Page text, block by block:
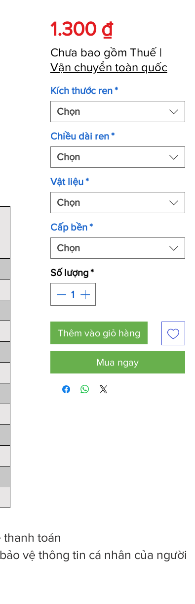
1.300 ₫Giá
Chưa bao gồm Thuế|
Vận chuyển toàn quốc
Kích thước ren*
Chọn
Chiều dài ren*
Chọn
Vật liệu*
Chọn
Cấp bền*
Chọn
Số lượng*
Thêm vào giỏ hàng
Mua ngay
thanh toán
vệ thông tin cá nhân của người